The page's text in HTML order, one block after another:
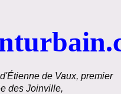
de Vaux, premier
des Joinville,